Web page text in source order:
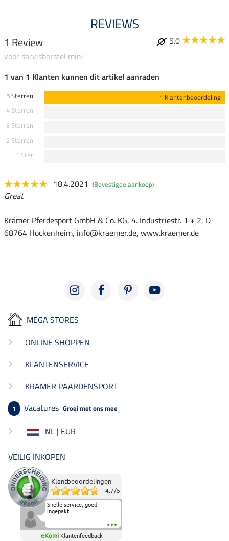
REVIEWS
1 Review
5.0
voor sarvisborstel mini
1 van 1 Klanten kunnen dit artikel aanraden
5 Sterren
1 Klantenbeoordeling
4 Sterren
3 Sterren
2 Sterren
1 Ster
18.4.2021 (Bevestigde aankoop)
Great
Krämer Pferdesport GmbH & Co. KG, 4. Industriestr. 1 + 2, D
68764 Hockenheim, info@kraemer.de, www.kraemer.de
MEGA STORES
ONLINE SHOPPEN
KLANTENSERVICE
KRAMER PAARDENSPORT
1 Vacatures Groei met ons mee
NL | EUR
VEILIG INKOPEN
Klantbeoordelingen
4.7/5
Snelle service, goed
ingepakt.
eKomi Klantenfeedback